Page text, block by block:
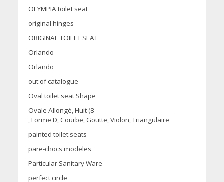
OLYMPIA toilet seat
original hinges
ORIGINAL TOILET SEAT
Orlando
Orlando
out of catalogue
Oval toilet seat Shape
Ovale Allongé, Huit (8
, Forme D, Courbe, Goutte, Violon, Triangulaire
painted toilet seats
pare-chocs modeles
Particular Sanitary Ware
perfect circle